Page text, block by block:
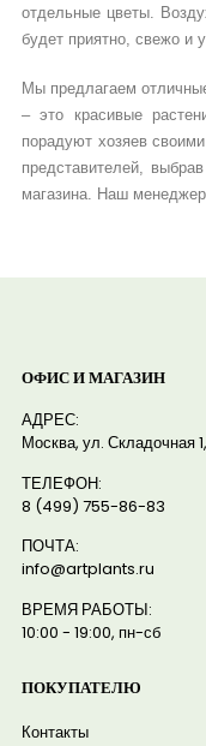
отдельные цветы.
будет приятно, свежо и
Мы предлагаем
– это красивые
порадуют хозяев
представителей,
магазина. Наш менеджер
ОФИС И МАГАЗИН
АДРЕС:
Москва, ул. Складочная
ТЕЛЕФОН:
8 (499) 755-86-83
ПОЧТА:
info@artplants.ru
ВРЕМЯ РАБОТЫ:
10:00 - 19:00, пн-сб
ПОКУПАТЕЛЮ
Контакты